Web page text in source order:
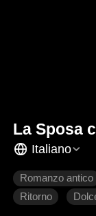
La Sposa
Italiano
Romanzo antico
Ritorno